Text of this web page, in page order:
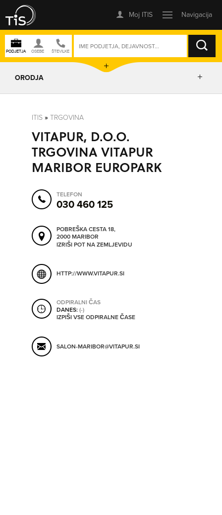
ISKANJE
SO ODPRTA V
ORODJA
POSLOVNE ENOTE
IZRIŠI POT
POŠLJI SMS
ORODJA
ITIS»TRGOVINA
VITAPUR, D.O.O.
TRGOVINA VITAPUR
MARIBOR EUROPARK
TELEFON
030 460 125
POBREŠKA CESTA 18,
2000 MARIBOR
IZRIŠI POT NA ZEMLJEVIDU
HTTP://WWW.VITAPUR.SI
ODPIRALNI ČAS
DANES:(-)
IZPIŠI VSE ODPIRALNE ČASE
SALON-MARIBOR@VITAPUR.SI